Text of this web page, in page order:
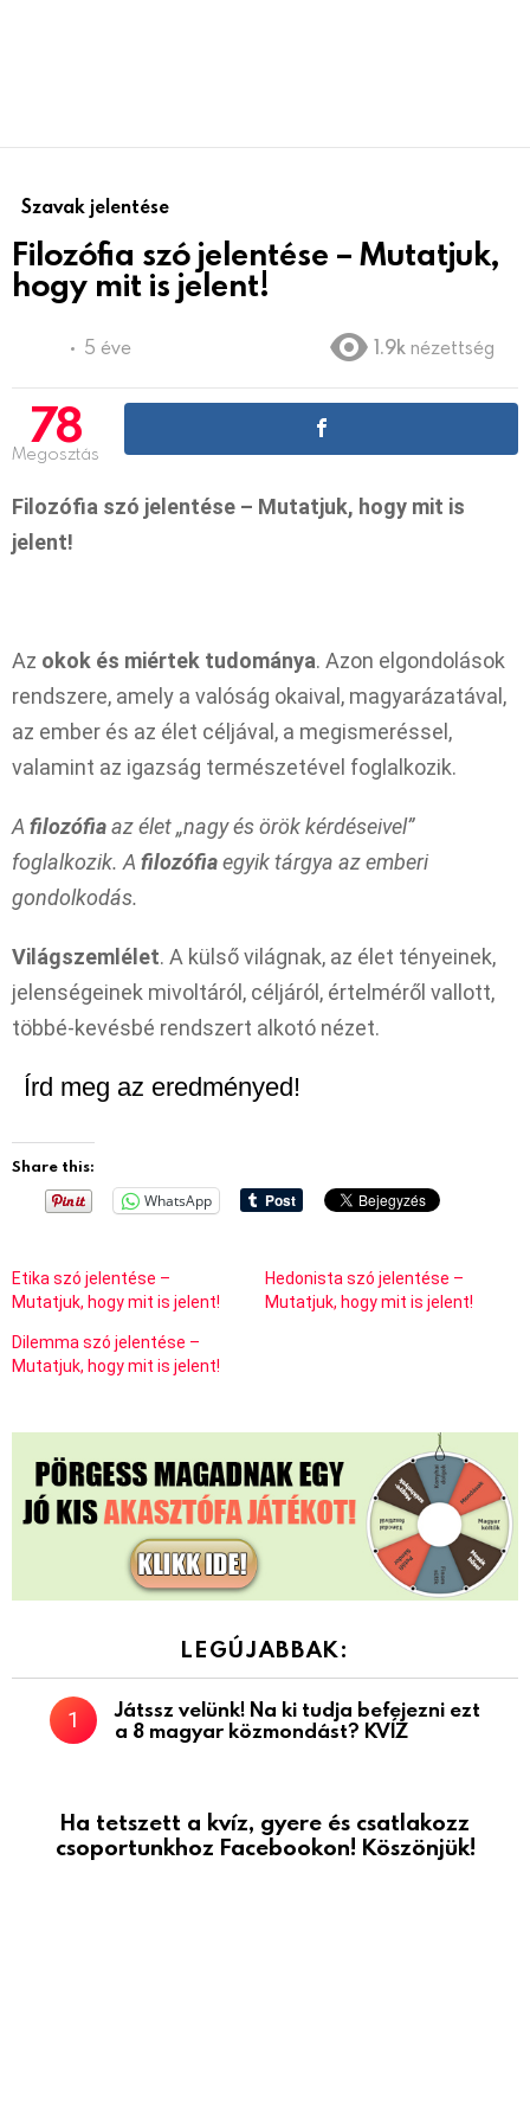
Szavak jelentése
Filozófia szó jelentése – Mutatjuk,
hogy mit is jelent!
5 éve 1.9k nézettség
78
Megosztás
Filozófia szó jelentése – Mutatjuk, hogy mit is
jelent!
Az okok és miértek tudománya. Azon elgondolások
rendszere, amely a valóság okaival, magyarázatával,
az ember és az élet céljával, a megismeréssel,
valamint az igazság természetével foglalkozik.
A filozófiaaz élet „nagy és örök kérdéseivel”
foglalkozik. A filozófiaegyik tárgya az emberi
gondolkodás.
Világszemlélet. A külső világnak, az élet tényeinek,
jelenségeinek mivoltáról, céljáról, értelméről vallott,
többé-kevésbé rendszert alkotó nézet.
Írd meg az eredményed!
Share this:
WhatsApp
Etika szó jelentése –
Mutatjuk, hogy mit is jelent!
Hedonista szó jelentése –
Mutatjuk, hogy mit is jelent!
Dilemma szó jelentése –
Mutatjuk, hogy mit is jelent!
LEGÚJABBAK:
Játssz velünk! Na ki tudja befejezni ezt
a 8 magyar közmondást? KVÍZ
Ha tetszett a kvíz, gyere és csatlakozz
csoportunkhoz Facebookon! Köszönjük!